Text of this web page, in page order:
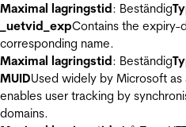
Maximal lagringstid: Beständig
_uetvid_expContains the
corresponding name.
Maximal lagringstid: Beständig
MUIDUsed widely by Microsoft as
enables user tracking by
domains.